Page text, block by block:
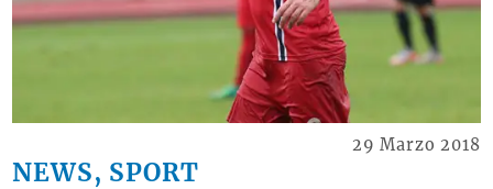
NEWS, SPORT
29 Marzo 2018